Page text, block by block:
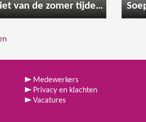
Geniet van de zomer tijdens een gezellige wandeling
Medewerkers
Privacy en klachten
Vacatures